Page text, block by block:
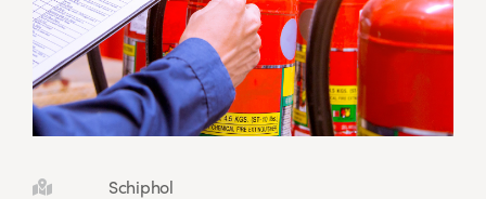
Schiphol